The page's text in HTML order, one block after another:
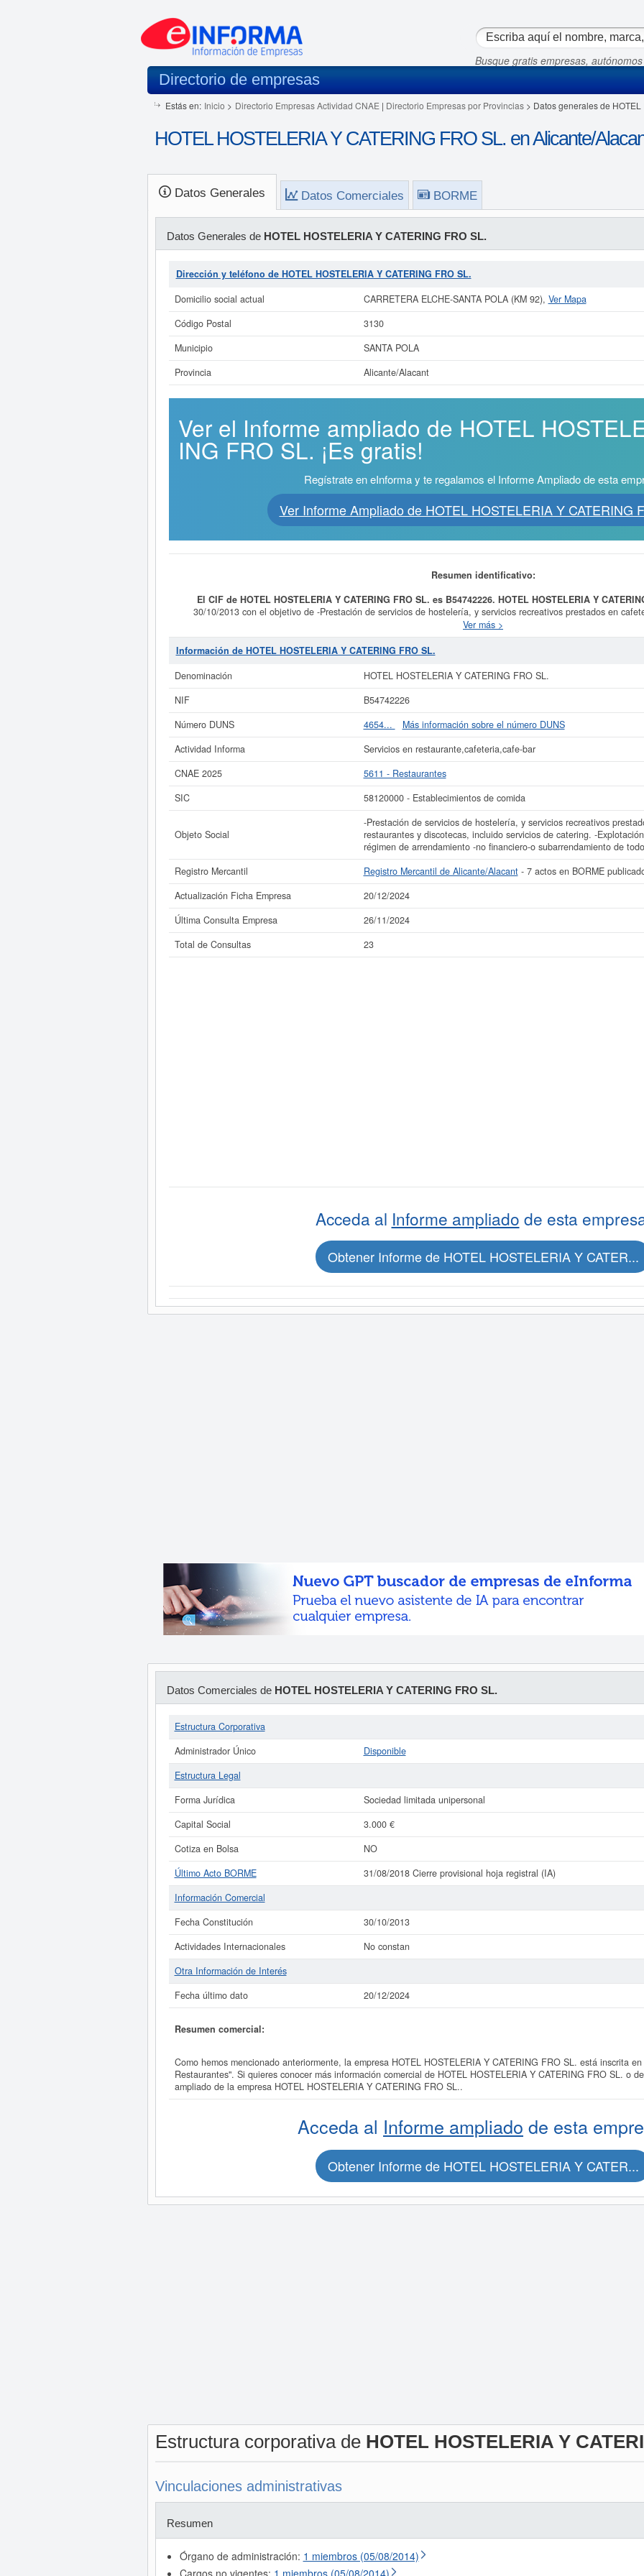
Busque gratis empresas,
Directorio de empresas
Estás en: Inicio > Directorio Empresas Actividad CNAE | Directorio Empresas por Provincias> Datos generales de HOTEL
HOTEL HOSTELERIA Y CATERING FRO SL. en Alicante/
Datos Generales Datos Comerciales BORME
Datos Generales de HOTEL HOSTELERIA Y CATERING FRO SL.
Dirección y teléfono de HOTEL HOSTELERIA Y CATERING FRO SL.
Domicilio social actual
CARRETERA ELCHE-SANTA POLA (KM 92), Ver Mapa
Código Postal
3130
Municipio
SANTA POLA
Provincia
Alicante/Alacant
Ver el Informe ampliado de HOTEL
ING FRO SL. ¡Es gratis!
Regístrate en eInforma y te regalamos el Informe Ampliado de esta
Ver Informe Ampliado de HOTEL HOSTELERIA Y CATERING
Resumen identificativo:
El CIF de HOTEL HOSTELERIA Y CATERING FRO SL. es B54742226. HOTEL HOSTELERIA Y
30/10/2013 con el objetivo de -Prestación de servicios de hostelería, y servicios recreativos prestados en
discotecas, incluido servicios de catering. -Explotación por cuenta propia o bien bajo el régimen de arrendamiento
todo tipo de hoteles, hostale. El CNAE al que está incluida esta empresa es 5611 - Restaurantes. El número SIC
Y CATERING FRO SL. es el 58120000. La empresa HOTEL HOSTELERIA Y CATERING FRO SL.
aproximado de 0 a 3.100 €. El Registro Mercantil tiene registrada esta empresa en Alicante/Alacant y el
Si está interesado en conocer más datos de la empresa HOTEL HOSTELERIA Y CATERING FRO SL. puede
ampliado
de HOTEL HOSTELERIA Y CATERING FRO SL. y consultar los resultados de sus años de actividad,
resultados disponibles.
La última actualización del informe de empresa se ha realizado el 20/12/2024.
Ver más >
Información de HOTEL HOSTELERIA Y CATERING FRO SL.
Denominación
HOTEL HOSTELERIA Y CATERING FRO SL.
NIF
B54742226
Número DUNS
4654...
Más información sobre el número DUNS
Actividad Informa
Servicios en restaurante,cafeteria,cafe-bar
CNAE 2025
5611 - Restaurantes
SIC
58120000 - Establecimientos de comida
Objeto Social
-Prestación de servicios de hostelería, y servicios recreativos
restaurantes y discotecas, incluido servicios de catering. -
régimen de arrendamiento -no financiero-o subarrendamiento de
Registro Mercantil
Registro Mercantil de Alicante/Alacant- 7 actos en BORME
Actualización Ficha Empresa
20/12/2024
Última Consulta Empresa
26/11/2024
Total de Consultas
23
Acceda al Informe ampliado de esta
Obtener Informe de HOTEL HOSTELERIA Y CATER...
Datos Comerciales de HOTEL HOSTELERIA Y CATERING FRO SL.
Estructura Corporativa
Administrador Único
Disponible
Estructura Legal
Forma Jurídica
Sociedad limitada unipersonal
Capital Social
3.000 €
Cotiza en Bolsa
NO
Último Acto BORME
31/08/2018 Cierre provisional hoja registral (IA)
Información Comercial
Fecha Constitución
30/10/2013
Actividades Internacionales
No constan
Otra Información de Interés
Fecha último dato
20/12/2024
Resumen comercial:
Como hemos mencionado anteriormente, la empresa HOTEL HOSTELERIA Y CATERING FRO SL. está inscrita
Restaurantes". Si quieres conocer más información comercial de HOTEL HOSTELERIA Y CATERING FRO SL. o
ampliado de la empresa HOTEL HOSTELERIA Y CATERING FRO SL..
Acceda al Informe ampliado de esta
Obtener Informe de HOTEL HOSTELERIA Y CATER...
Estructura corporativa de HOTEL HOSTELERIA Y
Vinculaciones administrativas
Resumen
Órgano de administración: 1 miembros (05/08/2014)
Cargos no vigentes: 1 miembros (05/08/2014)